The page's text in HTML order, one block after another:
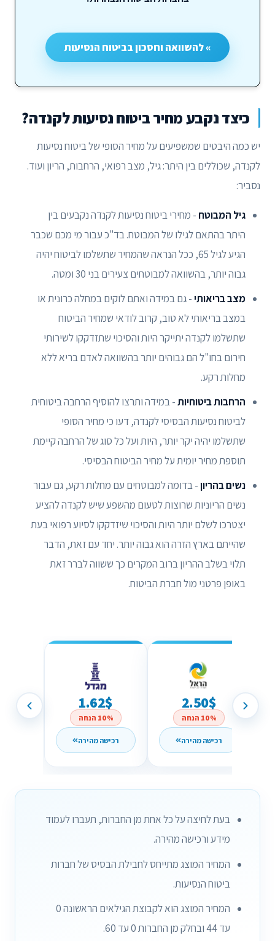
» להשוואה וחסכון בביטוח הנסיעות
כיצד נקבע מחיר ביטוח נסיעות לקנדה?
יש כמה היבטים שמשפיעים על מחיר הסופי של ביטוח נסיעות
לקנדה, שכוללים בין היתר: גיל, מצב רפואי, הרחבות, הריון ועוד.
נסביר:
גיל המבוטח - מחירי ביטוח נסיעות לקנדה נקבעים בין
היתר בהתאם לגילו של המבוטח. בד"כ עבור מי מכם שכבר
הגיע לגיל 65, ככל הנראה שהמחיר שתשלמו לביטוח יהיה
גבוה יותר, בהשוואה למבוטחים צעירים בני 30 ומטה.
מצב בריאותי- גם במידה ואתם לוקים במחלה כרונית או
במצב בריאותי לא טוב, קרוב לודאי שמחיר הביטוח
שתשלמו לקנדה יתייקר היות והסיכוי שתזדקקו לשירותי
חירום בחו"ל הם גבוהים יותר בהשוואה לאדם בריא ללא
מחלות רקע.
הרחבות ביטוחיות- במידה ותרצו להוסיף הרחבה ביטוחית
לביטוח נסיעות הבסיסי לקנדה, דעו כי מחיר הסופי
שתשלמו יהיה יקר יותר, היות ועל כל סוג של הרחבה קיימת
תוספת מחיר יומית על מחיר הביטוח הבסיסי.
נשים בהריון- בדומה למבוטחים עם מחלות רקע, גם עבור
נשים הריוניות שרוצות לטעום מהשפע שיש לקנדה להציע
יצטרכו לשלם יותר היות והסיכוי שיזדקקו לסיוע רפואי בעת
שהייתם בארץ הזרה הוא גבוה יותר. יחד עם זאת, הדבר
תלוי בשלב ההריון ברוב המקרים כך ששווה לברר זאת
באופן פרטני מול חברת הביטוח.
1.62$
10% הנחה
רכישה מהירה
2.50$
10% הנחה
רכישה מהירה
בעת לחיצה על כל אחת מן החברות, תעברו לעמוד
מידע ורכישה מהירה.
המחיר המוצג מתייחס לחבילת הבסיס של חברות
ביטוח הנסיעות.
המחיר המוצג הוא לקבוצת הגילאים הראשונה 0
עד 44 ובחלק מן החברות 0 עד 60.